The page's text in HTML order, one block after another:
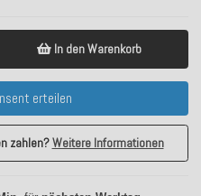
In den Warenkorb
erteilen
zahlen?Weitere Informationen